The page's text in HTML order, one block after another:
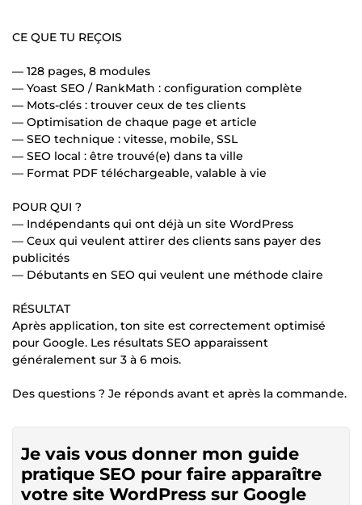
CE QUE TU REÇOIS
— 128 pages, 8 modules
— Yoast SEO / RankMath : configuration complète
— Mots-clés : trouver ceux de tes clients
— Optimisation de chaque page et article
— SEO technique : vitesse, mobile, SSL
— SEO local : être trouvé(e) dans ta ville
— Format PDF téléchargeable, valable à vie
POUR QUI ?
— Indépendants qui ont déjà un site WordPress
— Ceux qui veulent attirer des clients sans payer des
publicités
— Débutants en SEO qui veulent une méthode claire
RÉSULTAT
Après application, ton site est correctement optimisé
pour Google. Les résultats SEO apparaissent
généralement sur 3 à 6 mois.
Des questions ? Je réponds avant et après la commande.
Je vais vous donner mon guide
pratique SEO pour faire apparaître
votre site WordPress sur Google